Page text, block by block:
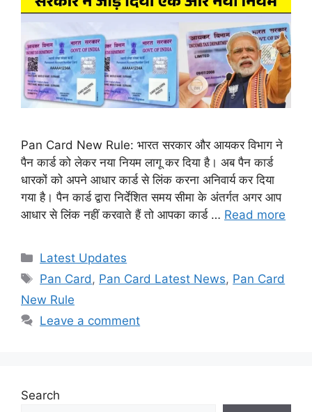
Pan Card New Rule: भारत सरकार और आयकर विभाग ने
पैन कार्ड को लेकर नया नियम लागू कर दिया है। अब पैन कार्ड
धारकों को अपने आधार कार्ड से लिंक करना अनिवार्य कर दिया
गया है। पैन कार्ड द्वारा निर्देशित समय सीमा के अंतर्गत अगर आप
आधार से लिंक नहीं करवाते हैं तो आपका कार्ड … Read more
Categories
Latest Updates
Tags
Pan Card , Pan Card Latest News, Pan Card
New Rule
Leave a comment
Search